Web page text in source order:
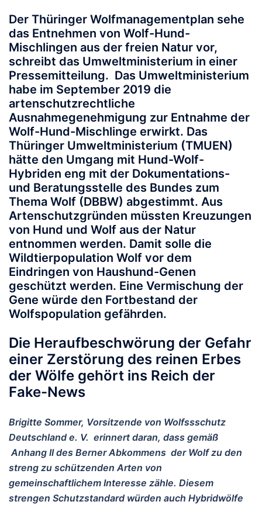
Der Thüringer Wolfmanagementplan sehe
das Entnehmen von Wolf-Hund-
Mischlingen aus der freien Natur vor,
schreibt das Umweltministerium in einer
Pressemitteilung. Das Umweltministerium
habe im September 2019 die
artenschutzrechtliche
Ausnahmegenehmigung zur Entnahme der
Wolf-Hund-Mischlinge erwirkt. Das
Thüringer Umweltministerium (TMUEN)
hätte den Umgang mit Hund-Wolf-
Hybriden eng mit der Dokumentations-
und Beratungsstelle des Bundes zum
Thema Wolf (DBBW) abgestimmt. Aus
Artenschutzgründen müssten Kreuzungen
von Hund und Wolf aus der Natur
entnommen werden. Damit solle die
Wildtierpopulation Wolf vor dem
Eindringen von Haushund-Genen
geschützt werden. Eine Vermischung der
Gene würde den Fortbestand der
Wolfspopulation gefährden.
Die Heraufbeschwörung der Gefahr
einer Zerstörung des reinen Erbes
der Wölfe gehört ins Reich der
Fake-News
Brigitte Sommer, Vorsitzende von Wolfssschutz
Deutschland e. V. erinnert daran, dass gemäß
Anhang II des Berner Abkommens der Wolf zu den
streng zu schützenden Arten von
gemeinschaftlichem Interesse zähle. Diesem
strengen Schutzstandard würden auch Hybridwölfe